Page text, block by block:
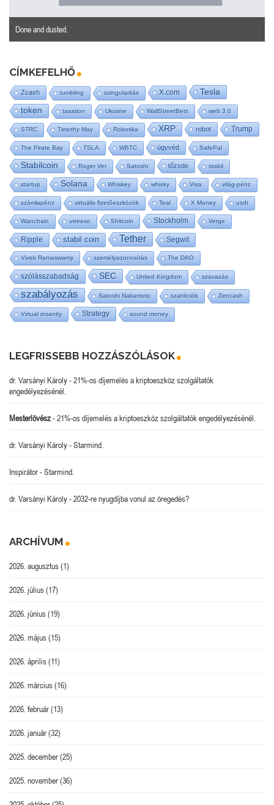
Done and dusted.
CÍMKEFELHŐ
Zcash tumbling szingularitás X.com Tesla
token taxation Ukraine WallStreetBets web 3.0
STRC Timothy May Robotika XRP robot Trump
The Pirate Bay TSLA WBTC ügyvéd SafePal
Stabilcoin Roger Ver Satoshi tőzsde stabil
startup Solana Whiskey whisky Visa világ-pénz
számlapénz virtuális fizetőeszközök Teal X Money usdt
Wanchain utreexo Shitcoin Stockholm Verge
Ripple stabil coin Tether Segwit
Vivek Ramaswamy személyazonosítás The DAO
szólásszabadság SEC United Kingdom szavazás
szabályozás Satoshi Nakamoto szankciók Zencash
Virtual insanity Strategy sound money
LEGFRISSEBB HOZZÁSZÓLÁSOK
dr. Varsányi Károly-21%-os díjemelés a kriptoeszköz szolgáltatók
engedélyezésénél.
Mesterlövész-21%-os díjemelés a kriptoeszköz szolgáltatók engedélyezésénél.
dr. Varsányi Károly-Starmind.
Inspirátor-Starmind.
dr. Varsányi Károly-2032-re nyugdíjba vonul az öregedés?
ARCHÍVUM
2026. augusztus(1)
2026. július(17)
2026. június(19)
2026. május(15)
2026. április(11)
2026. március(16)
2026. február(13)
2026. január(32)
2025. december(25)
2025. november(36)